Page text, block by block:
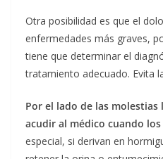
Otra posibilidad es que el
enfermedades más graves,
tiene que determinar el
tratamiento adecuado. Evita
Por el lado de las
acudir al médico cuando
especial, si derivan en